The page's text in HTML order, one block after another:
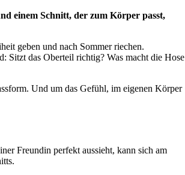
einem Schnitt, der zum Körper passt,
geben und nach Sommer riechen.
das Oberteil richtig? Was macht die Hose
Und um das Gefühl, im eigenen Körper
Freundin perfekt aussieht, kann sich am